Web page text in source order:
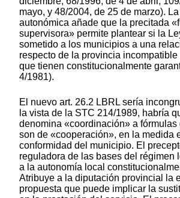
mayo, y 48/2004, de 25 de marzo).
autonómica añade que la precitada
supervisora» permite plantear si la
sometido a los municipios a una
respecto de la provincia
que tienen constitucionalmente
4/1981).
El nuevo art. 26.2 LBRL sería
la vista de la STC 214/1989, habría
denomina «coordinación» a fórmulas
son de «cooperación», en la medida
conformidad del municipio. El
reguladora de las bases del régimen
a la autonomía local
Atribuye a la diputación provincial la
propuesta que puede implicar la